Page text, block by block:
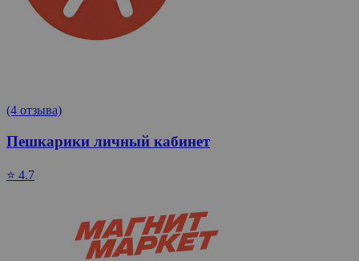
(4 отзыва)
Пешкарики личный кабинет
⭐ 4.7